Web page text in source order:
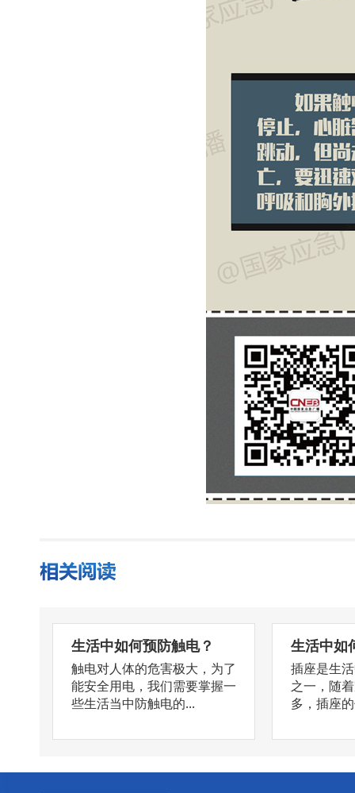
生活中如何预防触电？
触电对人体的危害极大，为了
能安全用电，我们需要掌握一
些生活当中防触电的...
生活中如
插座是生
之一，随
多，插座